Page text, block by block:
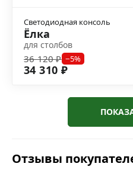
Светодиодная консоль
Ёлка
для столбов
36 120 ₽ −5%
34 310 ₽
Отзывы